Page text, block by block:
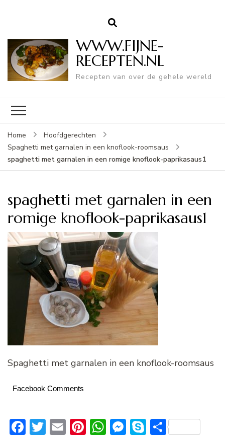
WWW.FIJNE-
RECEPTEN.NL
Recepten van over de gehele wereld
Home
Hoofdgerechten
Spaghetti met garnalen in een knoflook-roomsaus
spaghetti met garnalen in een romige knoflook-paprikasaus1
spaghetti met garnalen in een
romige knoflook-paprikasaus1
Spaghetti met garnalen in een knoflook-roomsaus
Facebook Comments
Facebook
Twitter
EmailPinterest
WhatsApp
Messenger
Skype
Delen